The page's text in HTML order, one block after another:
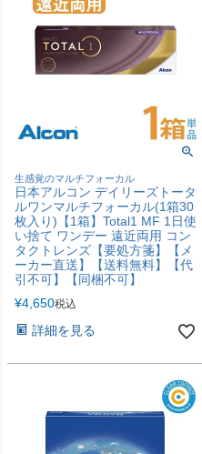
生感覚のマルチフォーカル
日本アルコン デイリーズトータ
ルワンマルチフォーカル(1箱30
枚入り)【1箱】Total1 MF 1日使
い捨て ワンデー 遠近両用 コン
タクトレンズ【要処方箋】【メ
ーカー直送】【送料無料】【代
引不可】【同梱不可】
¥4,650税込
詳細を見る